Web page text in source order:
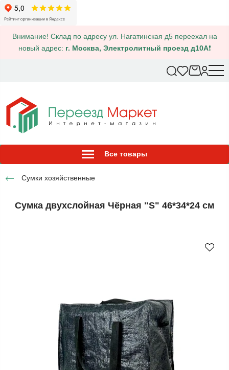
Внимание! Склад по адресу ул. Нагатинская д5 переехал на
новый адрес: г. Москва, Электролитный проезд д10А❗
Все товары
Сумки хозяйственные
Сумка двухслойная Чёрная "S" 46*34*24 см